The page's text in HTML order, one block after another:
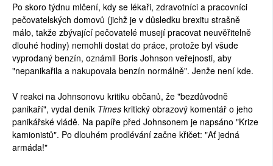
Po skoro týdnu mlčení, kdy se lékaři, zdravotníci a pracovníci
pečovatelských domovů (jichž je v důsledku brexitu strašně
málo, takže zbývající pečovatelé musejí pracovat neuvěřitelně
dlouhé hodiny) nemohli dostat do práce, protože byl všude
vyprodaný benzín, oznámil Boris Johnson veřejnosti, aby
"nepanikařila a nakupovala benzín normálně". Jenže není kde.
V reakci na Johnsonovu kritiku občanů, že "bezdůvodně
panikaří", vydal deník Times kritický obrazový komentář o jeho
panikářské vládě. Na papíře před Johnsonem je napsáno "Krize
kamionistů". Po dlouhém prodlévání začne křičet: "Ať jedná
armáda!"